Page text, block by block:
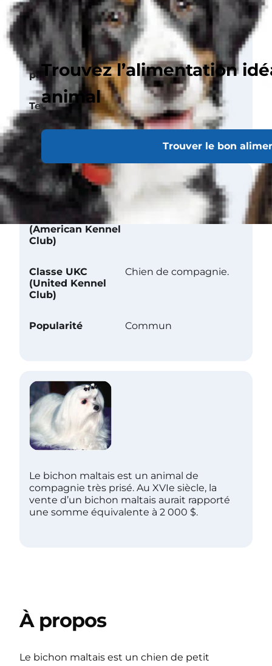
Trouvez l’alimentation
animal
Trouver le bon
Entretien du
pelage
Besoins
particuliers
Tendance à
creuser
Reconnaissance officielle
(American Kennel
Club)
Classe UKC
(United Kennel
Club)
Chien de compagnie.
Popularité Commun
Le bichon maltais est un animal de
compagnie très prisé. Au XVIe siècle, la
vente d’un bichon maltais aurait rapporté
une somme équivalente à 2 000 $.
À propos
Le bichon maltais est un chien de petit